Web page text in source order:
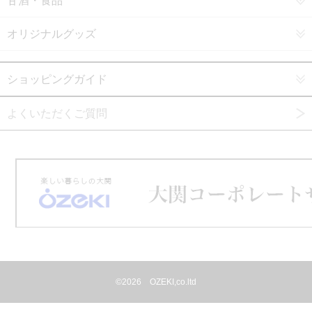
オリジナルグッズ
ショッピングガイド
よくいただくご質問
©2026 OZEKI,co.ltd